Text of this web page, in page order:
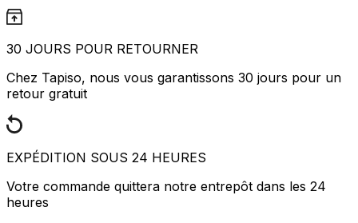
30 JOURS POUR RETOURNER
Chez Tapiso, nous vous garantissons 30 jours pour un
retour gratuit
EXPÉDITION SOUS 24 HEURES
Votre commande quittera notre entrepôt dans les 24
heures